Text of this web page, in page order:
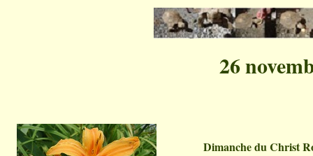
26
Dimanche du Christ